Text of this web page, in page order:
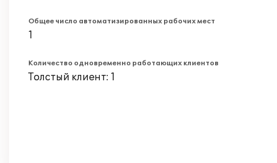
Общее число автоматизированных рабочих мест
1
Количество одновременно работающих клиентов
Толстый клиент: 1